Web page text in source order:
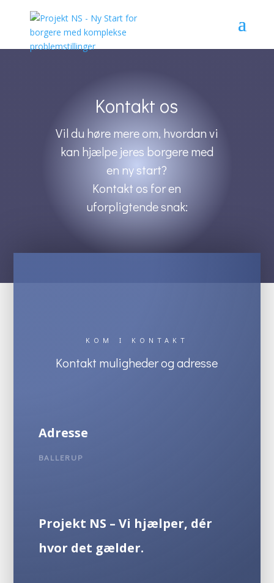
Kontakt os
Vil du høre mere om, hvordan vi
kan hjælpe jeres borgere med
en ny start?
Kontakt os for en
uforpligtende snak:
KOM I KONTAKT
Kontakt muligheder og adresse
Adresse
BALLERUP
Projekt NS – Vi hjælper, dér
hvor det gælder.